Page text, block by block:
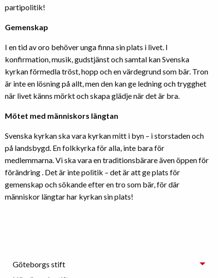
partipolitik!
Gemenskap
I en tid av oro behöver unga finna sin plats i livet. I
konfirmation, musik, gudstjänst och samtal kan Svenska
kyrkan förmedla tröst, hopp och en värdegrund som bär. Tron
är inte en lösning på allt, men den kan ge ledning och trygghet
när livet känns mörkt och skapa glädje när det är bra.
Mötet med människors längtan
Svenska kyrkan ska vara kyrkan mitt i byn – i storstaden och
på landsbygd. En folkkyrka för alla, inte bara för
medlemmarna. Vi ska vara en traditionsbärare även öppen för
förändring . Det är inte politik – det är att ge plats för
gemenskap och sökande efter en tro som bär, för där
människor längtar har kyrkan sin plats!
Göteborgs stift